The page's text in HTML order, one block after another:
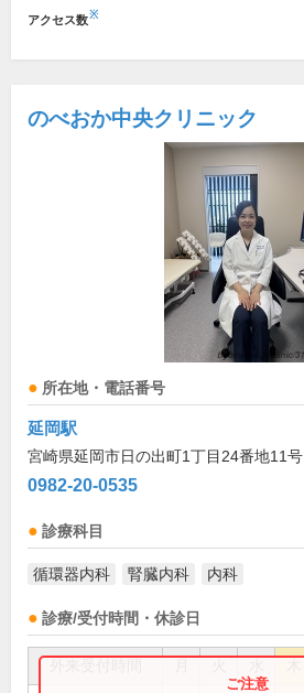
アクセス数※
のべおか中央クリニック
所在地・電話番号
延岡駅
宮崎県延岡市日の出町1丁目24番地11号
0982-20-0535
診療科目
循環器内科 腎臓内科 内科
診療/受付時間・休診日